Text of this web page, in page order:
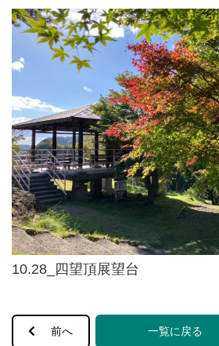
10.28_四望頂展望台
前へ 一覧に戻る